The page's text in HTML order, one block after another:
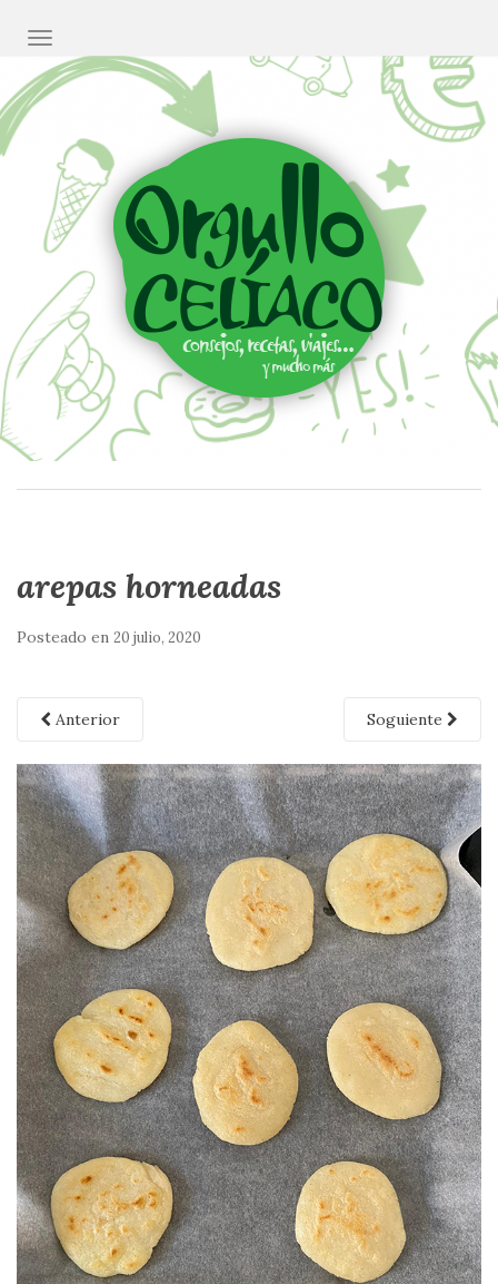
CAMBIAR NAVEGACIÓN
arepas horneadas
Posteado en 20 julio, 2020
Anterior Soguiente